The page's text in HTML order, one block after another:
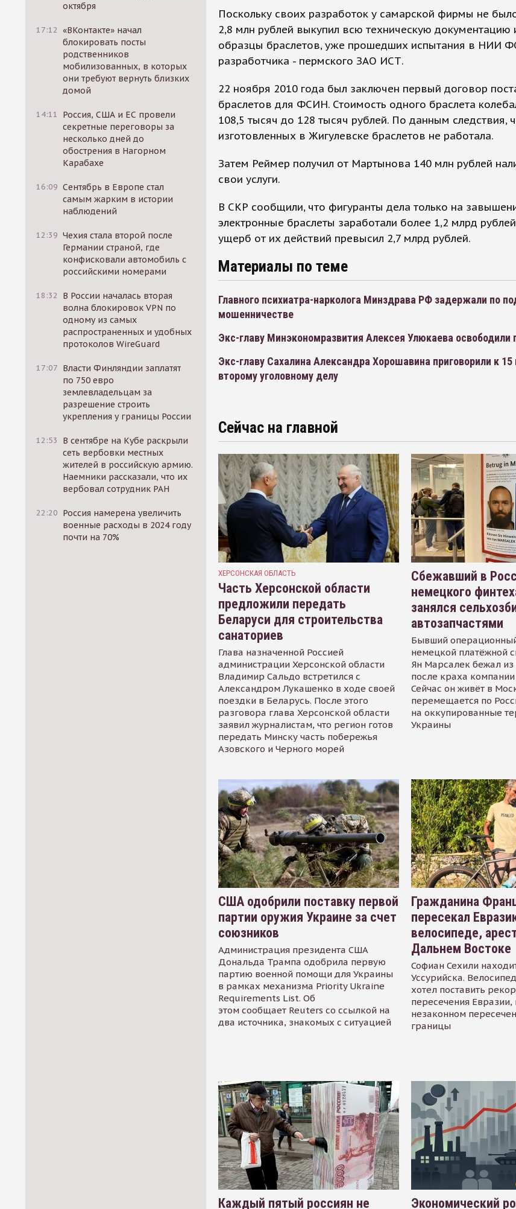
октября
17:12 «ВКонтакте» начал
блокировать посты
родственников
мобилизованных, в которых
они требуют вернуть близких
домой
14:11
Россия, США и ЕС провели
секретные переговоры за
несколько дней до
обострения в Нагорном
Карабахе
16:09 Сентябрь в Европе стал
самым жарким в истории
наблюдений
12:39 Чехия стала второй после
Германии страной, где
конфисковали автомобиль с
российскими номерами
18:32
В России началась вторая
волна блокировок VPN по
одному из самых
распространенных и удобных
протоколов WireGuard
17:07 Власти Финляндии заплатят
по 750 евро
землевладельцам за
разрешение строить
укрепления у границы России
12:53
В сентябре на Кубе раскрыли
сеть вербовки местных
жителей в российскую армию.
Наемники рассказали, что их
вербовал сотрудник РАН
22:20 Россия намерена увеличить
военные расходы в 2024 году
почти на 70%
Поскольку своих разработок у самарской фирмы не
2,8 млн рублей выкупил всю техническую документацию
образцы браслетов, уже прошедших испытания в НИИ
разработчика - пермского ЗАО ИСТ.
22 ноября 2010 года был заключен первый договор
браслетов для ФСИН. Стоимость одного браслета
108,5 тысяч до 128 тысяч рублей. По данным следствия,
изготовленных в Жигулевске браслетов не работала.
Затем Реймер получил от Мартынова 140 млн рублей
свои услуги.
В СКР сообщили, что фигуранты дела только на
электронные браслеты заработали более 1,2 млрд
ущерб от их действий превысил 2,7 млрд рублей.
Материалы по теме
Главного психиатра-нарколога Минздрава РФ задержали по
мошенничестве
Экс-главу Минэкономразвития Алексея Улюкаева освободили
Экс-главу Сахалина Александра Хорошавина приговорили к 15
второму уголовному делу
Сейчас на главной
ХЕРСОНСКАЯ ОБЛАСТЬ
Часть Херсонской области
предложили передать
Беларуси для строительства
санаториев
Глава назначенной Россией
администрации Херсонской области
Владимир Сальдо встретился с
Александром Лукашенко в ходе своей
поездки в Беларусь. После этого
разговора глава Херсонской области
заявил журналистам, что регион готов
передать Минску часть побережья
Азовского и Черного морей
Сбежавший в
немецкого
занялся
автозапчастями
Бывший
немецкой платёжной
Ян Марсалек бежал
после краха компании
Сейчас он живёт в
перемещается по
на оккупированные
Украины
США одобрили поставку первой
партии оружия Украине за счет
союзников
Администрация президента США
Дональда Трампа одобрила первую
партию военной помощи для Украины
в рамках механизма Priority Ukraine
Requirements List. Об
этом сообщает Reuters со ссылкой на
два источника, знакомых с ситуацией
Гражданина
пересекал
велосипеде,
Дальнем Востоке
Софиан Сехили
Уссурийска.
хотел поставить
пересечения Евразии,
незаконном
границы
Каждый пятый россиян не Экономический